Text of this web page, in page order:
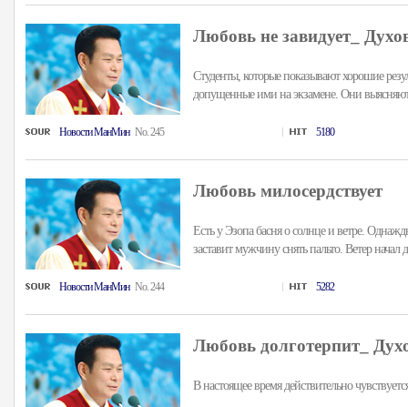
Любовь не завидует_
Студенты, которые показывают хорошие
допущенные ими на экзамене. Они
Hовости MанMинNo. 245 5180
Любовь милосердствует
Есть у Эзопа басня о солнце и ветре.
заставит мужчину снять пальто. Ветер начал
Hовости MанMинNo. 244 5282
Любовь долготерпит_
В настоящее время действительно